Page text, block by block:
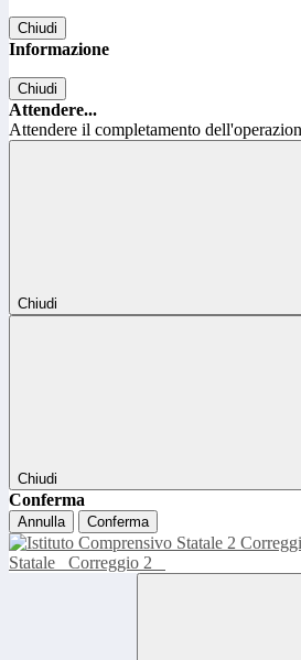
Chiudi
Informazione
Chiudi
Attendere...
Attendere il completamento
Chiudi
Chiudi
Conferma
Annulla Conferma
Statale
Correggio 2